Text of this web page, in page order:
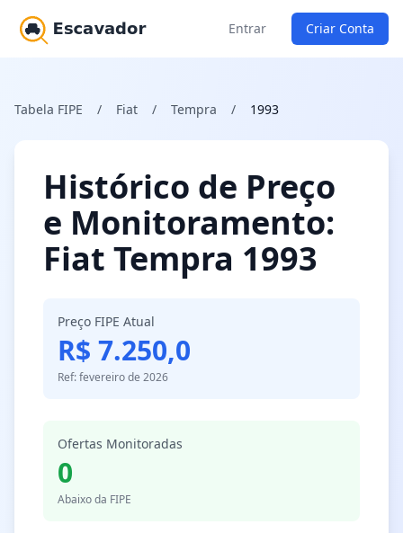
Entrar Criar Conta
Tabela FIPE / Fiat / Tempra / 1993
Histórico de Preço
e Monitoramento:
Fiat Tempra 1993
Preço FIPE Atual
R$ 7.250,0
Ref: fevereiro de 2026
Ofertas Monitoradas
0
Abaixo da FIPE